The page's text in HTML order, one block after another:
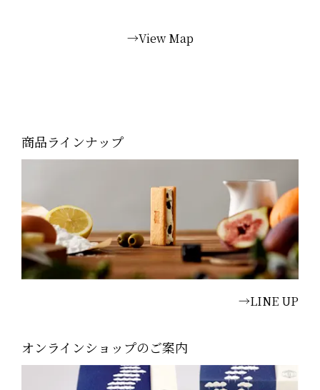
→View Map
商品ラインナップ
→LINE UP
オンラインショップのご案内